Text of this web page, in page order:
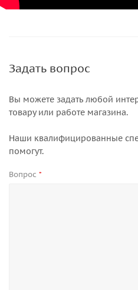
Задать вопрос
Вы можете задать любой
товару или работе магазина.
Наши квалифицированные
помогут.
Вопрос *